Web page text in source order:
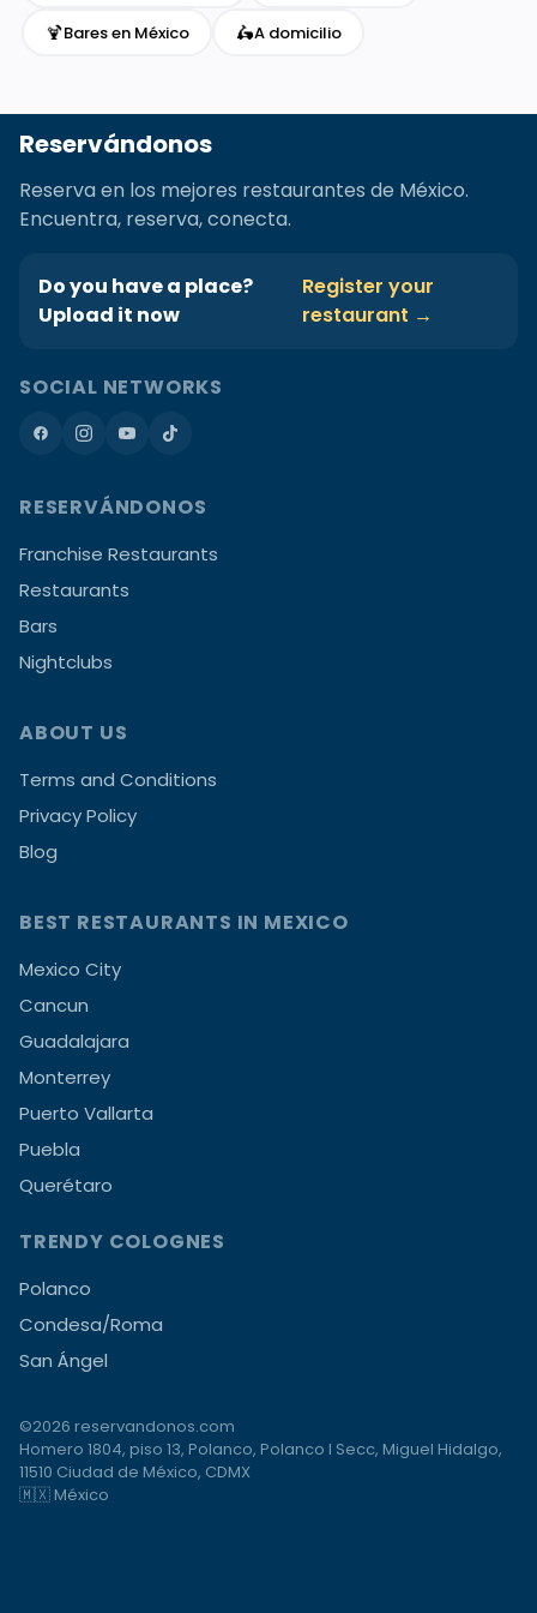
🍹Bares en México 🛵A domicilio
Reservándonos
Reserva en los mejores restaurantes de México.
Encuentra, reserva, conecta.
Do you have a place?
Upload it now
Register your
restaurant →
SOCIAL NETWORKS
RESERVÁNDONOS
Franchise Restaurants
Restaurants
Bars
Nightclubs
ABOUT US
Terms and Conditions
Privacy Policy
Blog
BEST RESTAURANTS IN MEXICO
Mexico City
Cancun
Guadalajara
Monterrey
Puerto Vallarta
Puebla
Querétaro
TRENDY COLOGNES
Polanco
Condesa/Roma
San Ángel
©2026 reservandonos.com
Homero 1804, piso 13, Polanco, Polanco I Secc, Miguel Hidalgo,
11510 Ciudad de México, CDMX
🇲🇽 México